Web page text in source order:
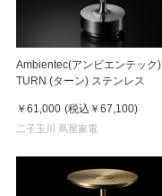
Ambientec(アンビエンテック)
TURN (ターン) ステンレス
￥61,000 (税込 ￥67,100)
二子玉川 蔦屋家電